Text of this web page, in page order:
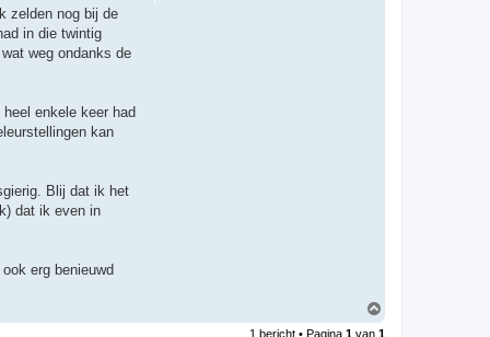
zelden nog bij de
in die twintig
weg ondanks de
enkele keer had
kan
Blij dat ik het
dat ik even in
erg benieuwd
1 bericht • Pagina 1 van 1